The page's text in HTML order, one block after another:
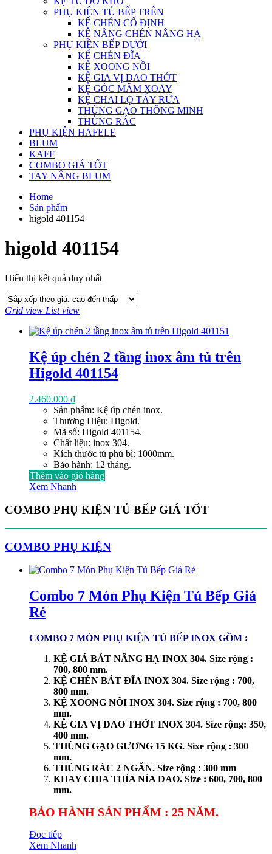
PHỤ KIỆN TỦ BẾP TRÊN
KỆ CHÉN CỐ ĐỊNH
KỆ NÂNG CHÉN NÂNG HẠ
PHỤ KIỆN BẾP DƯỚI
KỆ CHÉN ĐĨA
KỆ XOONG NỒI
KỆ GIA VỊ DAO THỚT
KỆ GÓC MÂM XOAY
KỆ CHAI LỌ TẨY RỬA
THÙNG GẠO THÔNG MINH
THÙNG RÁC
PHỤ KIỆN HAFELE
BLUM
KAFF
COMBO GIÁ TỐT
TAY NÂNG BLUM
Home
Sản phẩm
higold 401154
higold 401154
Hiển thị kết quả duy nhất
Grid view List view
Kệ úp chén 2 tầng inox âm tủ trên
Higold 401154
2.460.000 ₫
Sản phẩm: Kệ úp chén inox.
Thương Hiệu: Higold.
Mã số: Higold 401154.
Chất liệu: inox 304.
Kích thước tủ phủ bì: 1000mm.
Bảo hành: 12 tháng.
Thêm vào giỏ hàng
Xem Nhanh
COMBO PHỤ KIỆN TỦ BẾP GIÁ TỐT
COMBO PHỤ KIỆN
Combo 7 Món Phụ Kiện Tủ Bếp Giá
Rẻ
COMBO 7 MÓN PHỤ KIỆN TỦ BẾP INOX GỒM :
KỆ GIÁ BÁT NÂNG HẠ INOX 304. Size rộng :
700, 800 mm.
KỆ CHÉN BÁT ĐĨA INOX 304. Size rộng : 700,
800 mm.
KỆ XOONG NỒI INOX 304. Size rộng : 700, 800
mm.
KỆ GIA VỊ DAO THỚT INOX 304. Size rộng: 350,
400 mm.
THÙNG GẠO GƯƠNG 15 KG. Sixe rộng : 300
mm.
THÙNG RÁC 2 NGĂN. Size rộng : 300 mm
KHAY CHIA THÌA NỈA DAO. Size : 600, 700, 800
mm.
BẢO HÀNH SẢN PHẨM : 25 NĂM.
Đọc tiếp
Xem Nhanh